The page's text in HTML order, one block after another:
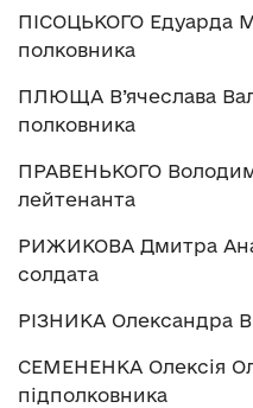
ПІСОЦЬКОГО Едуарда
полковника
ПЛЮЩА В’ячеслава
полковника
ПРАВЕНЬКОГО
лейтенанта
РИЖИКОВА Дмитра
солдата
РІЗНИКА Олександра
СЕМЕНЕНКА Олексія
підполковника